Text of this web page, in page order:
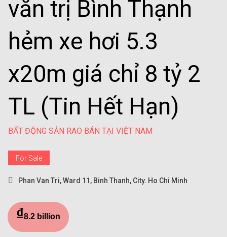
văn trị Bình Thạnh
hẻm xe hơi 5.3
x20m giá chỉ 8 tỷ 2
TL (Tin Hết Hạn)
BẤT ĐỘNG SẢN RAO BÁN TẠI VIỆT NAM
For Sale
Phan Van Tri, Ward 11, Binh Thanh, City. Ho Chi Minh
₫8.2 billion